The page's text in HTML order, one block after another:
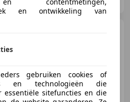
contentmetingen,
en ontwikkeling van
gebruiken cookies of
en technologieën die
essentiële sitefuncties en die